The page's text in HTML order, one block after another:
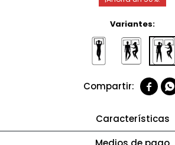
Variantes:
 
Características